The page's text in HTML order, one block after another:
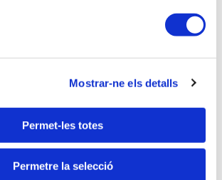
Mostrar-ne els detalls
Permet-les totes
Permetre la selecció
per a l’exercici 2014.
i altres deduccions.
i pagaments fraccionats.
el model de declaració.
a la actualització de balanços.